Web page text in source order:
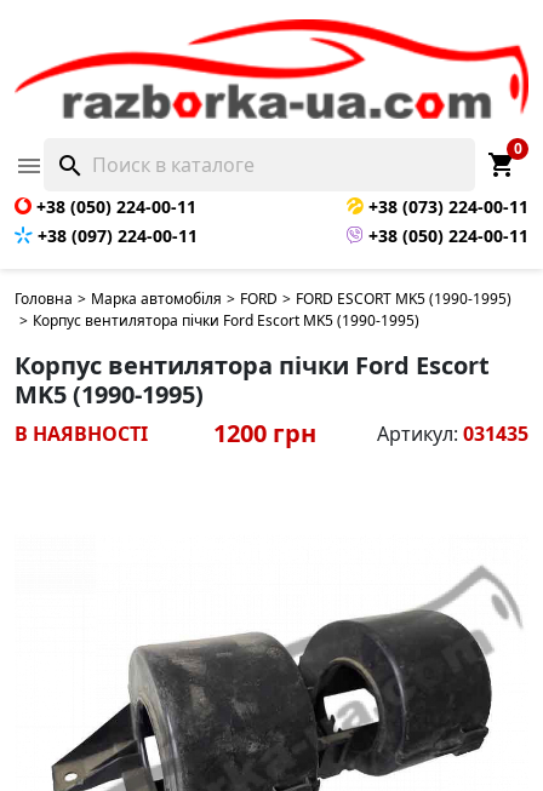
 search shopping_cart
0
+38 (050) 224-00-11
+38 (073) 224-00-11
+38 (097) 224-00-11
+38 (050) 224-00-11
Головна > Марка автомобіля > FORD > FORD ESCORT MK5 (1990-1995)
> Корпус вентилятора пічки Ford Escort MK5 (1990-1995)
Корпус вентилятора пічки Ford Escort
MK5 (1990-1995)
В НАЯВНОСТІ 1200 грн Артикул: 031435